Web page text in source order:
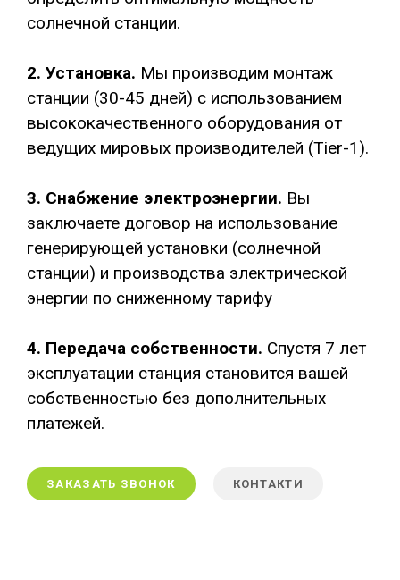
солнечной станции.
2. Установка. Мы производим монтаж
станции (30-45 дней) с использованием
высококачественного оборудования от
ведущих мировых производителей (Tier-1).
3. Снабжение электроэнергии. Вы
заключаете договор на использование
генерирующей установки (солнечной
станции) и производства электрической
энергии по сниженному тарифу
4. Передача собственности. Спустя 7 лет
эксплуатации станция становится вашей
собственностью без дополнительных
платежей.
ЗАКАЗАТЬ ЗВОНОК КОНТАКТИ